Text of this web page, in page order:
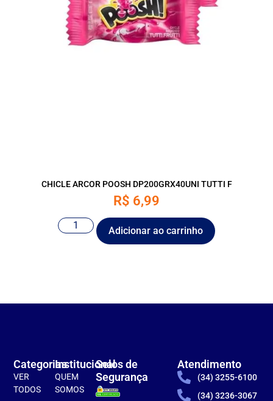
CHICLE ARCOR POOSH DP200GRX40UNI TUTTI F
R$ 6,99
Adicionar ao carrinho
Institucional
QUEM
SOMOS
Categorias
VER
TODOS
Atendimento
(34) 3255-6100
(34) 3236-3067
Selos de
Segurança